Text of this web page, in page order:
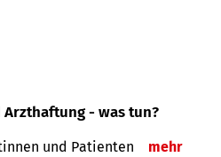
- was tun?
und Patienten mehr